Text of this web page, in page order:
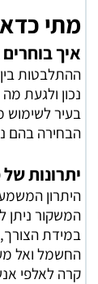
מתי
איך
ההתלבטות
נכון ולגעת
בעיר לשימוש
הבחירה בהם
יתרונות
היתרון
במידת
החשמל ואל
קרה לאלפי